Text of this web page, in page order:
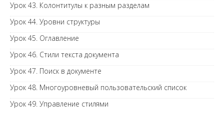
Урок 43. Колонтитулы к разным разделам
Урок 44. Уровни структуры
Урок 45. Оглавление
Урок 46. Стили текста документа
Урок 47. Поиск в документе
Урок 48. Многоуровневый пользовательский список
Урок 49. Управление стилями